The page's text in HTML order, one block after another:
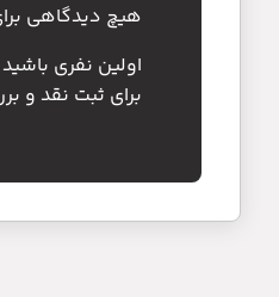
هیچ دیدگاهی
اولین نفری باشید
برای ثبت نقد و